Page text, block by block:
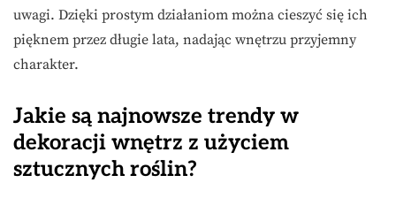
uwagi. Dzięki prostym działaniom można cieszyć się ich
pięknem przez długie lata, nadając wnętrzu przyjemny
charakter.
Jakie są najnowsze trendy w
dekoracji wnętrz z użyciem
sztucznych roślin?